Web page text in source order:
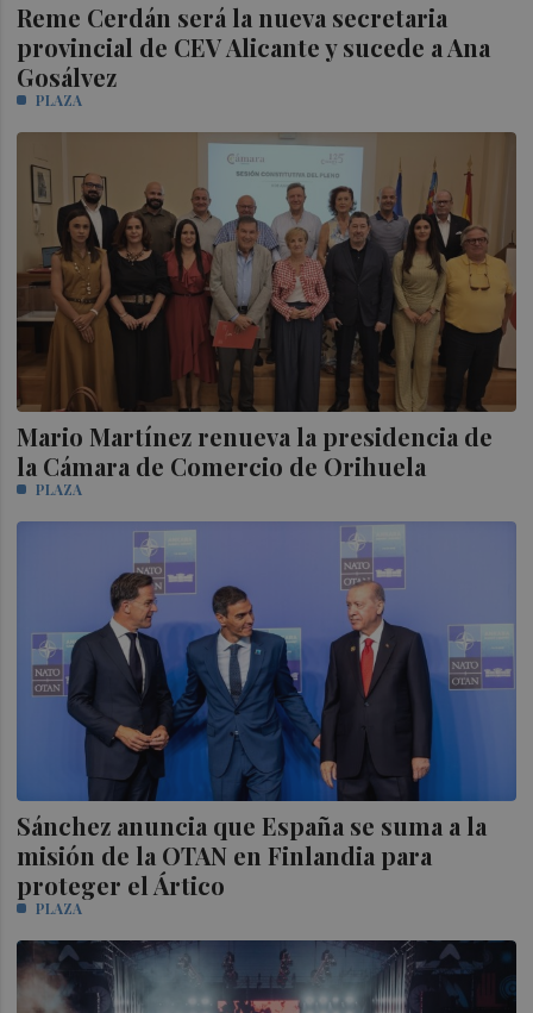
Reme Cerdán será la nueva secretaria
provincial de CEV Alicante y sucede a Ana
Gosálvez
PLAZA
Mario Martínez renueva la presidencia de
la Cámara de Comercio de Orihuela
PLAZA
Sánchez anuncia que España se suma a la
misión de la OTAN en Finlandia para
proteger el Ártico
PLAZA